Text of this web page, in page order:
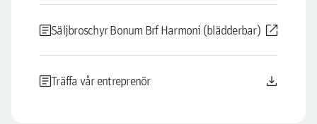
articleSäljbroschyr Bonum Brf Harmoni (blädderbar) open_in_new
articleTräffa vår entreprenör download